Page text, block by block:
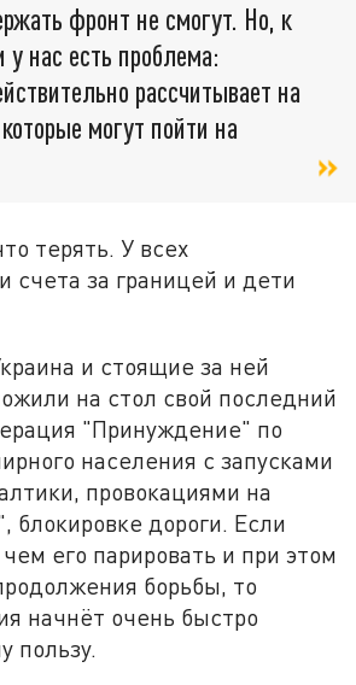
фронт не смогут. Но, к
нас есть проблема:
рассчитывает на
могут пойти на
терять. У всех
счета за границей и дети
и стоящие за ней
на стол свой последний
"Принуждение" по
населения с запусками
провокациями на
блокировке дороги. Если
его парировать и при этом
борьбы, то
начнёт очень быстро
пользу.